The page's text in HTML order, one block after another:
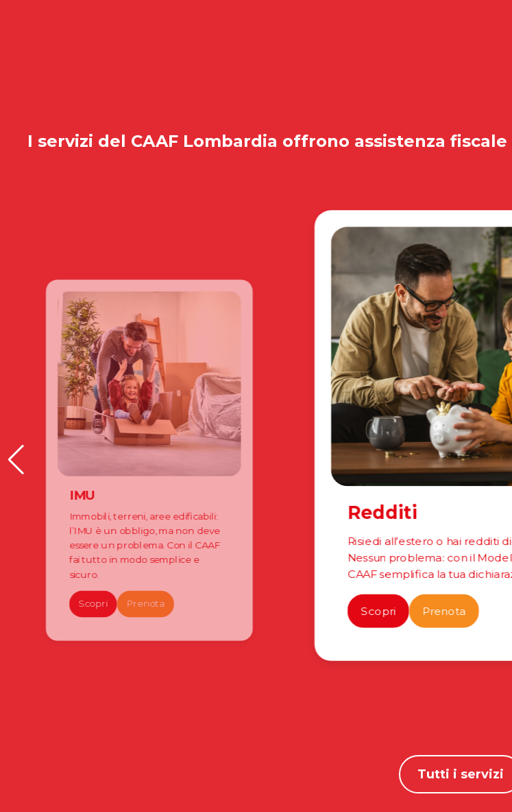
I servizi del CAAF Lombardia offrono assistenza
IMU
Immobili, terreni, aree edificabili:
l’IMU è un obbligo, ma non deve
essere un problema. Con il CAAF
fai tutto in modo semplice e
sicuro.
Scopri Prenota
Redditi
Risiedi all’estero o hai redditi
Nessun problema: con il
CAAF semplifica la tua
Scopri Prenota
Tutti i servizi